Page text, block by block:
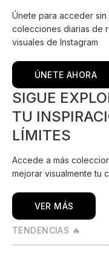
Únete para acceder sin
colecciones diarias de
visuales de Instagram
ÚNETE AHORA
SIGUE
TU
LÍMITES
Accede a más
mejorar visualmente tu
VER MÁS
TENDENCIAS 🔥